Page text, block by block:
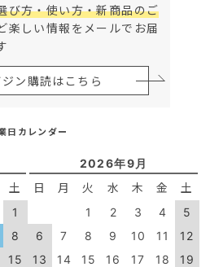
び方・使い方・新商品のご
楽しい情報をメールでお届
ン購読はこちら
日カレンダー
土
1
8
15
2026年9月
日 月 火 水 木 金 土
1 2 3 4
5
6
7 8 9 10 11
12
13
14 15 16 17 18
19